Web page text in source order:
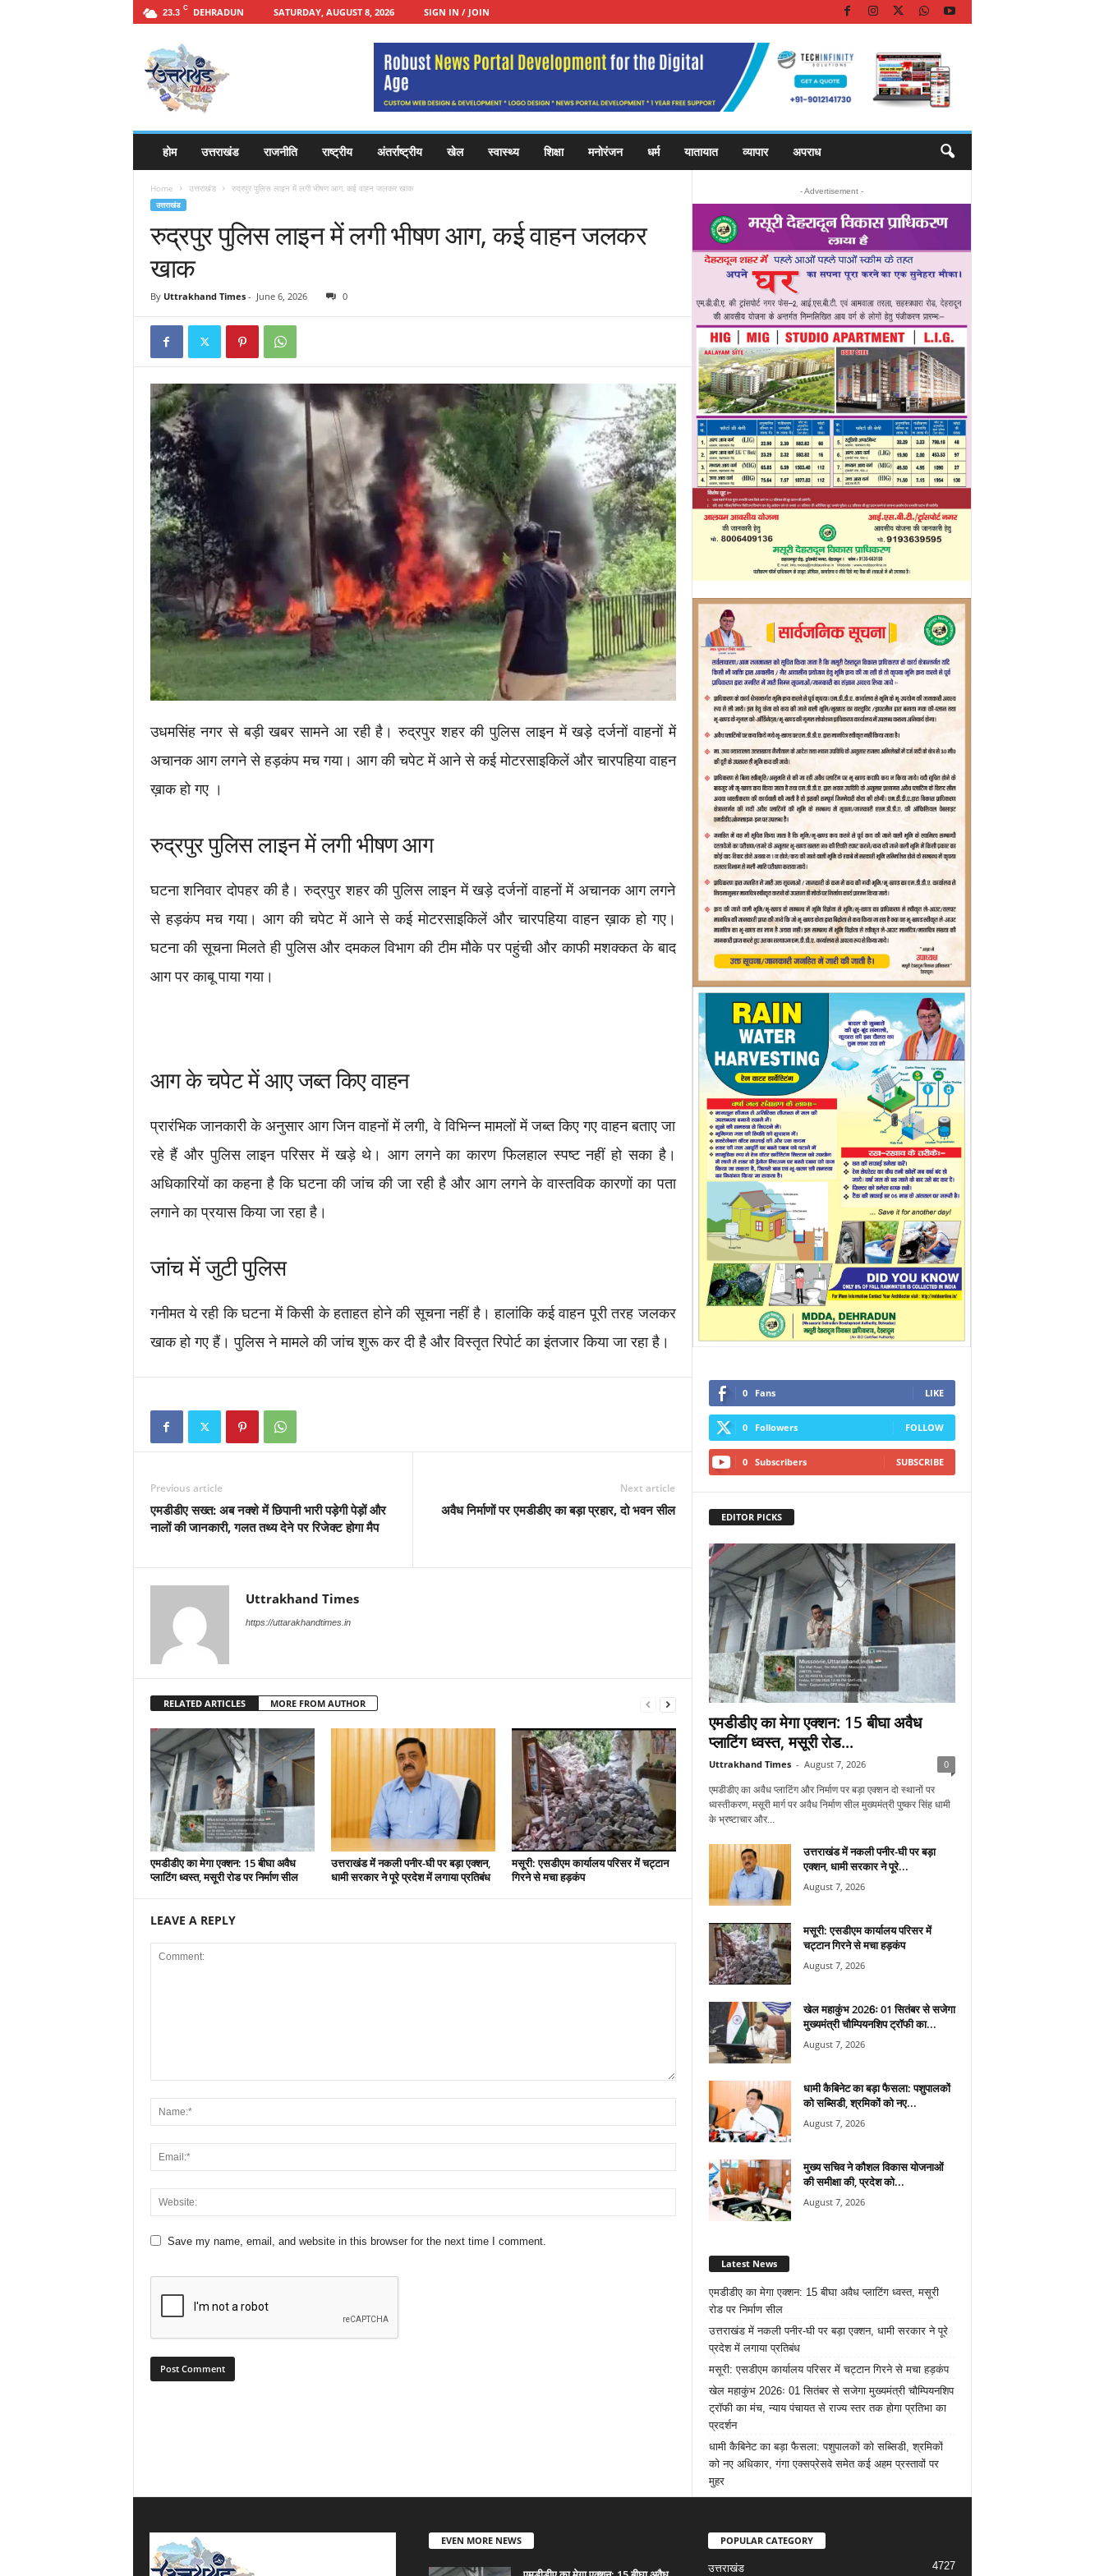
23.3 C DEHRADUN SATURDAY, AUGUST 8, 2026 SIGN IN / JOIN
a
t
होम उत्तराखंड राजनीति राष्ट्रीय अंतर्राष्ट्रीय खेल स्वास्थ्य शिक्षा मनोरंजन धर्म यातायात व्यापार अपराध
Home उत्तराखंड रुद्रपुर पुलिस लाइन में लगी भीषण आग, कई वाहन जलकर खाक
उत्तराखंड
रुद्रपुर पुलिस लाइन में लगी भीषण आग, कई वाहन जलकर
खाक
By Uttrakhand Times- June 6, 2026 0
उधमसिंह नगर से बड़ी खबर सामने आ रही है। रुद्रपुर शहर की पुलिस लाइन में खड़े दर्जनों वाहनों में
अचानक आग लगने से हड़कंप मच गया। आग की चपेट में आने से कई मोटरसाइकिलें और चारपहिया वाहन
ख़ाक हो गए ।
रुद्रपुर पुलिस लाइन में लगी भीषण आग
घटना शनिवार दोपहर की है। रुद्रपुर शहर की पुलिस लाइन में खड़े दर्जनों वाहनों में अचानक आग लगने
से हड़कंप मच गया। आग की चपेट में आने से कई मोटरसाइकिलें और चारपहिया वाहन ख़ाक हो गए।
घटना की सूचना मिलते ही पुलिस और दमकल विभाग की टीम मौके पर पहुंची और काफी मशक्कत के बाद
आग पर काबू पाया गया।
आग के चपेट में आए जब्त किए वाहन
प्रारंभिक जानकारी के अनुसार आग जिन वाहनों में लगी, वे विभिन्न मामलों में जब्त किए गए वाहन बताए जा
रहे हैं और पुलिस लाइन परिसर में खड़े थे। आग लगने का कारण फिलहाल स्पष्ट नहीं हो सका है।
अधिकारियों का कहना है कि घटना की जांच की जा रही है और आग लगने के वास्तविक कारणों का पता
लगाने का प्रयास किया जा रहा है।
जांच में जुटी पुलिस
गनीमत ये रही कि घटना में किसी के हताहत होने की सूचना नहीं है। हालांकि कई वाहन पूरी तरह जलकर
खाक हो गए हैं। पुलिस ने मामले की जांच शुरू कर दी है और विस्तृत रिपोर्ट का इंतजार किया जा रहा है।
Previous article
एमडीडीए सख्त: अब नक्शे में छिपानी भारी पड़ेगी पेड़ों और
नालों की जानकारी, गलत तथ्य देने पर रिजेक्ट होगा मैप
Next article
अवैध निर्माणों पर एमडीडीए का बड़ा प्रहार, दो भवन सील
Uttrakhand Times
https://uttarakhandtimes.in
RELATED ARTICLES MORE FROM AUTHOR
एमडीडीए का मेगा एक्शन: 15 बीघा अवैध
प्लाटिंग ध्वस्त, मसूरी रोड पर निर्माण सील
उत्तराखंड में नकली पनीर-घी पर बड़ा एक्शन,
धामी सरकार ने पूरे प्रदेश में लगाया प्रतिबंध
मसूरी: एसडीएम कार्यालय परिसर में चट्टान
गिरने से मचा हड़कंप
LEAVE A REPLY
Save my name, email, and website in this browser for the next time I comment.
- Advertisement -
0 Fans LIKE
0 Followers FOLLOW
0 Subscribers SUBSCRIBE
EDITOR PICKS
एमडीडीए का मेगा एक्शन: 15 बीघा अवैध
प्लाटिंग ध्वस्त, मसूरी रोड...
Uttrakhand Times - August 7, 2026 0
एमडीडीए का अवैध प्लाटिंग और निर्माण पर बड़ा एक्शन दो स्थानों पर
ध्वस्तीकरण, मसूरी मार्ग पर अवैध निर्माण सील मुख्यमंत्री पुष्कर सिंह धामी
के भ्रष्टाचार और...
उत्तराखंड में नकली पनीर-घी पर बड़ा
एक्शन, धामी सरकार ने पूरे...
August 7, 2026
मसूरी: एसडीएम कार्यालय परिसर में
चट्टान गिरने से मचा हड़कंप
August 7, 2026
खेल महाकुंभ 2026ः 01 सितंबर से सजेगा
मुख्यमंत्री चौम्पियनशिप ट्रॉफी का...
August 7, 2026
धामी कैबिनेट का बड़ा फैसला: पशुपालकों
को सब्सिडी, श्रमिकों को नए...
August 7, 2026
मुख्य सचिव ने कौशल विकास योजनाओं
की समीक्षा की, प्रदेश को...
August 7, 2026
Latest News
एमडीडीए का मेगा एक्शन: 15 बीघा अवैध प्लाटिंग ध्वस्त, मसूरी
रोड पर निर्माण सील
उत्तराखंड में नकली पनीर-घी पर बड़ा एक्शन, धामी सरकार ने पूरे
प्रदेश में लगाया प्रतिबंध
मसूरी: एसडीएम कार्यालय परिसर में चट्टान गिरने से मचा हड़कंप
खेल महाकुंभ 2026ः 01 सितंबर से सजेगा मुख्यमंत्री चौम्पियनशिप
ट्रॉफी का मंच, न्याय पंचायत से राज्य स्तर तक होगा प्रतिभा का
प्रदर्शन
धामी कैबिनेट का बड़ा फैसला: पशुपालकों को सब्सिडी, श्रमिकों
को नए अधिकार, गंगा एक्सप्रेसवे समेत कई अहम प्रस्तावों पर
मुहर
EVEN MORE NEWS POPULAR CATEGORY
उत्तराखंड 4727